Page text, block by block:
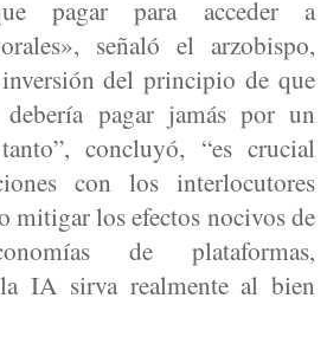
pagar para acceder a
señaló el arzobispo,
del principio de que
pagar jamás por un
concluyó, “es crucial
con los interlocutores
mitigar los efectos nocivos de
de plataformas,
IA sirva realmente al bien